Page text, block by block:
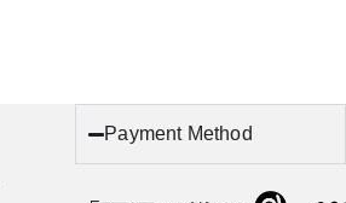
Payment Method